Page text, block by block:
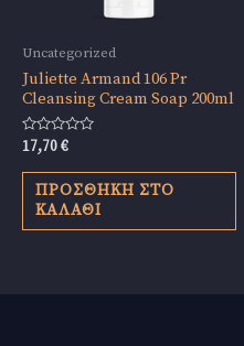
Uncategorized
Juliette Armand 106 Pr
Cleansing Cream Soap 200ml
Βαθμολογήθηκε
0
από
17,70€
ΠΡΟΣΘΉΚΗ ΣΤΟ
ΚΑΛΆΘΙ